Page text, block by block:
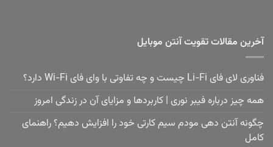
آخرین مقالات تقویت آنتن موبایل
فناوری لای فای Li-Fi چیست و چه تفاوتی با وای فای Wi-Fi دارد؟
همه چیز درباره فیبر نوری | کاربردها و مزایای آن در زندگی امروز
چگونه آنتن دهی مودم سیم کارتی خود را افزایش دهیم؟ راهنمای
کامل